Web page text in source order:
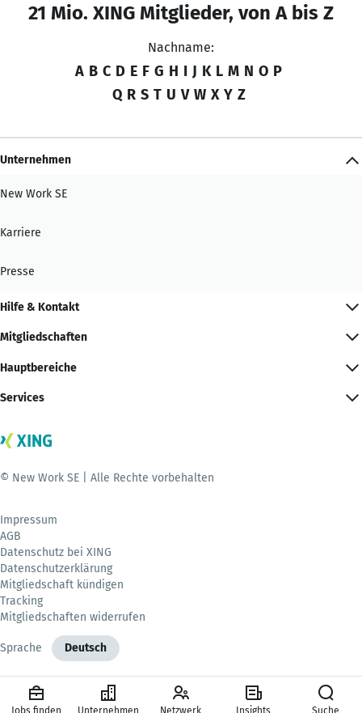
21 Mio. XING Mitglieder, von A bis Z
Nachname:
A B C D E F G H I J K L M N O P
Q R S T U V W X Y Z
Unternehmen
New Work SE
Karriere
Presse
Hilfe & Kontakt
Mitgliedschaften
Hauptbereiche
Services
© New Work SE | Alle Rechte vorbehalten
Impressum
AGB
Datenschutz bei XING
Datenschutzerklärung
Mitgliedschaft kündigen
Tracking
Mitgliedschaften widerrufen
Sprache Deutsch
Jobs finden Unternehmen Netzwerk Insights Suche